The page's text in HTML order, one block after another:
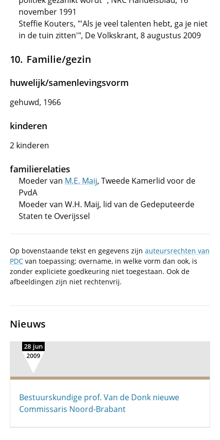
november 1991
Steffie Kouters, "'Als je veel talenten hebt, ga je niet
in de tuin zitten'", De Volkskrant, 8 augustus 2009
Familie/gezin
huwelijk/samenlevingsvorm
gehuwd, 1966
kinderen
2 kinderen
familierelaties
Moeder van M.E. Maij, Tweede Kamerlid voor de
PvdA
Moeder van W.H. Maij, lid van de Gedeputeerde
Staten te Overijssel
Op bovenstaande tekst en gegevens zijn auteursrechten van
PDC van toepassing; overname, in welke vorm dan ook, is
zonder expliciete goedkeuring niet toegestaan. Ook de
afbeeldingen zijn niet rechtenvrij.
Nieuws
28 jun
2009
Bestuurskundige prof. Van de Donk nieuwe
Commissaris Noord-Brabant